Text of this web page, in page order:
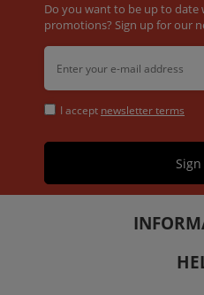
Do you want to be up to
promotions? Sign up for our
I accept newsletter terms